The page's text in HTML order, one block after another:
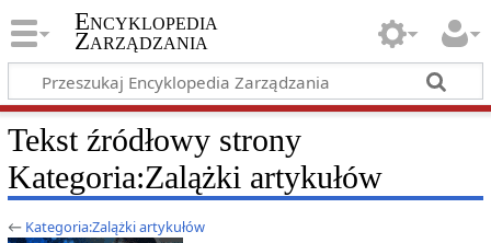
Encyklopedia
Zarządzania
Tekst źródłowy strony
Kategoria:Zalążki artykułów
← Kategoria:Zalążki artykułów